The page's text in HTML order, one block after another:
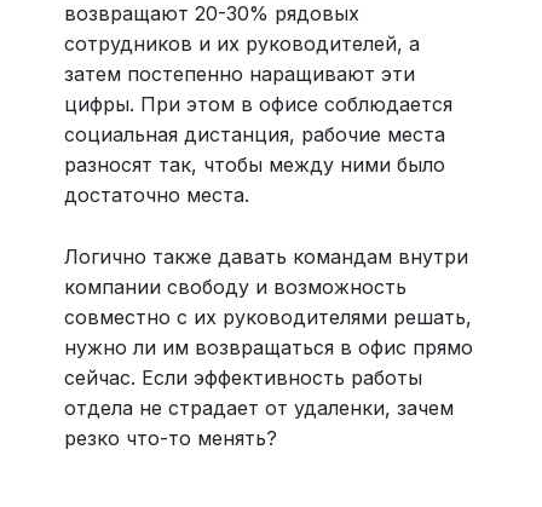
возвращают 20-30% рядовых
сотрудников и их руководителей, а
затем постепенно наращивают эти
цифры. При этом в офисе соблюдается
социальная дистанция, рабочие места
разносят так, чтобы между ними было
достаточно места.
Логично также давать командам внутри
компании свободу и возможность
совместно с их руководителями решать,
нужно ли им возвращаться в офис прямо
сейчас. Если эффективность работы
отдела не страдает от удаленки, зачем
резко что-то менять?